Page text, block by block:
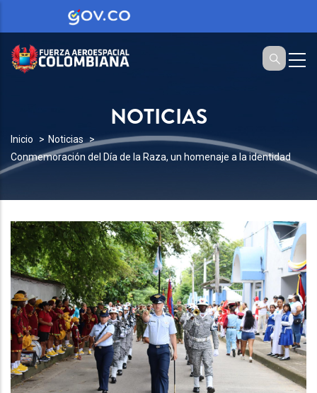
NOTICIAS
SOBRESCRIBIR
ENLACES
A
LA
NAVEGACIÓN
Inicio
Noticias
Conmemoración del Día de la Raza, un homenaje a la identidad